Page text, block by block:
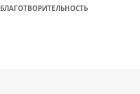
БЛАГОТВОРИТЕЛЬНОСТЬ